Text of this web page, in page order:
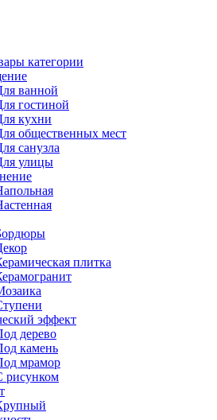
категории
ванной
гостиной
кухни
общественных мест
санузла
улицы
плитка
эффект
дерево
камень
мрамор
рисунком